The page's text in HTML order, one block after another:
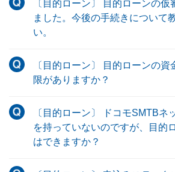
〔目的ローン〕 目的ローンの仮
ました。今後の手続きについて
い。
〔目的ローン〕 目的ローンの資
限がありますか？
〔目的ローン〕 ドコモSMTBネ
を持っていないのですが、目的
はできますか？